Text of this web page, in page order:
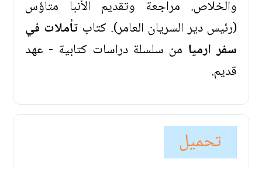
والخلاص. مراجعة وتقديم الأنبا متاؤس
(رئيس دير السريان العامر). كتاب تأملات في
سفر ارميا من سلسلة دراسات كتابية - عهد
قديم.
تحميل